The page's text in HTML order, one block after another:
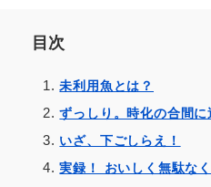
目次
未利用魚とは？
ずっしり。時化の合間
いざ、下ごしらえ！
実録！ おいしく無駄な